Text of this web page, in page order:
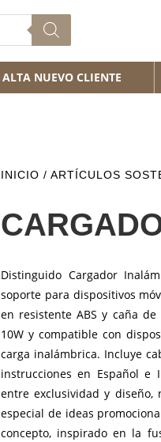
ALTA NUEVO CLIENTE
INICIO / ARTÍCULOS
Distinguido Cargador
soporte para dispositivos
en resistente ABS y caña
10W y compatible con
carga inalámbrica. Incluye
instrucciones en Español e
entre exclusividad y diseño,
especial de ideas
concepto, inspirado en la